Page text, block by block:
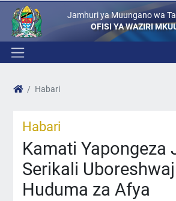
Jamhuri ya Muungano wa
OFISI YA WAZIRI
Habari
Habari
Kamati Yapongeza
Serikali
Huduma za Afya